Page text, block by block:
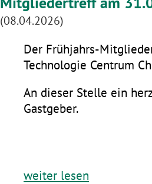
(08.04.2026)
Der Frühjahrs-
Technologie Centrum
An dieser Stelle ein
Gastgeber.
weiter lesen